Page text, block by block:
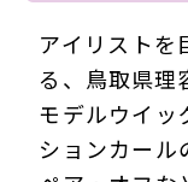
アイリストを
る、鳥取県理
モデルウイッ
ションカール